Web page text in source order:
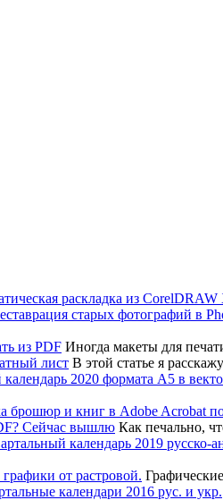
Иногда макеты для
В этой статье я
Как печально,